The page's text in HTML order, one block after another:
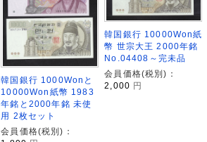
韓国銀行 1000Wonと
10000Won紙幣 1983
年銘と2000年銘 未使
用 2枚セット
会員価格(税別)：
韓国銀行 10000Won紙
幣 世宗大王 2000年銘
No.04408～完未品
会員価格(税別)：
2,000 円